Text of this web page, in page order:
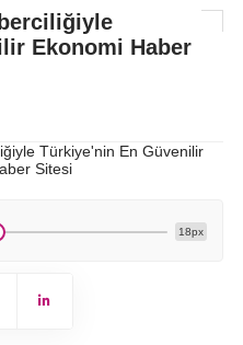
Ekonomi Haber
18px